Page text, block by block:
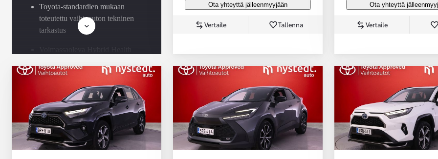
Yaris Cross
Tulossa pian
Toyota-standardien mukaan
toteutettu vaihtoauton tekninen
tarkastus
Voimassaoleva Hybrid Health
hybridissä
Saatavilla Easy Osamaksu -
rahoitus ja Toyota Vakuutus
Ota yhteyttä jälleenmyyjään
Vertaile Tallenna
Ota yhteyttä
Vertaile